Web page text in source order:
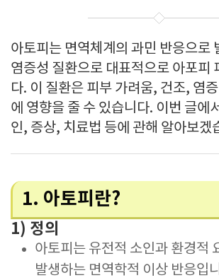
아토피는 면역체계의 과민 반응으로
염증성 질환으로 대표적으로 아포피
다. 이 질환은 피부 가려움, 건조, 염
에 영향을 줄 수 있습니다. 이번 글에
인, 증상, 치료법 등에 관해 알아보겠
1. 아토피란?
1) 정의
아토피는 유전적 소인과 환경적
발생하는 면역학적 이상 반응입